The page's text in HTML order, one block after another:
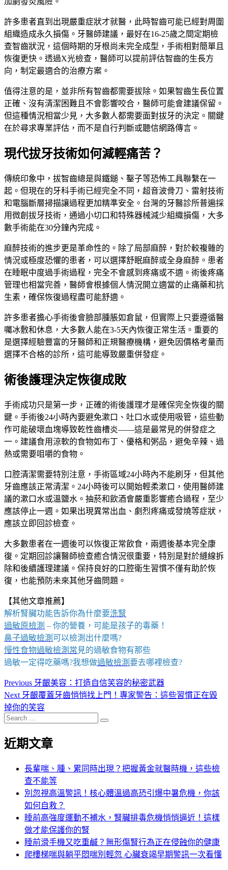
許多患者直到出現嚴重症狀才就醫，此時智齒可能已經對周圍
組織造成永久損傷。牙醫師建議，最好在16-25歲之間定期檢
查智齒狀況，這個時期的牙根尚未完全成型，手術相對簡單且
恢復更快。透過X光檢查，醫師可以提前評估智齒的生長方
向，制定最適合的治療方案。
值得注意的是，並非所有智齒都需要拔除。如果智齒生長位置
正確、沒有清潔困難且不會影響咬合，醫師可能會建議保留。
但這種情況相當少見，大多數人都需要面對拔牙的決定。關鍵
在於尋求專業評估，而不是自行判斷或聽信網路傳言。
現代拔牙技術如何減輕痛苦？
傳統印象中，拔智齒總是與鐵鎚、鑿子等恐怖工具聯繫在一
起。但現在的牙科手術已經完全不同，超音波骨刀、雷射技術
和電腦斷層掃描讓過程更加精準安全。台灣的牙醫診所普遍採
用微創拔牙技術，通過小切口和特殊器械減少組織損傷，大多
數手術能在30分鐘內完成。
麻醉技術的進步更是革命性的。除了局部麻醉，對於較複雜的
情況或極度恐懼的患者，可以選擇舒眠麻醉或全身麻醉。患者
在睡眠中度過手術過程，完全不會感到疼痛或不適。術後疼痛
管理也相當完善，醫師會根據個人情況開立適當的止痛藥和抗
生素，確保恢復過程盡可能舒適。
許多患者擔心手術後會臉部腫脹如倉鼠，但實際上只要遵循醫
囑冰敷和休息，大多數人能在3-5天內恢復正常生活。重要的
是選擇經驗豐富的牙醫師和正規醫療機構，避免因價格考量而
選擇不合格的診所，這可能導致嚴重併發症。
術後護理決定恢復成敗
手術成功只是第一步，正確的術後護理才是確保完全恢復的關
鍵。手術後24小時內要避免漱口、吐口水或使用吸管，這些動
作可能破壞血塊導致乾性齒槽炎——這是最常見的併發症之
一。建議食用涼軟的食物如布丁、優格和粥品，避免辛辣、過
熱或需要咀嚼的食物。
口腔清潔需要特別注意，手術區域24小時內不能刷牙，但其他
牙齒應該正常清潔。24小時後可以開始輕柔漱口，使用醫師建
議的漱口水或溫鹽水。抽菸和飲酒會嚴重影響癒合過程，至少
應該停止一週。如果出現異常出血、劇烈疼痛或發燒等症狀，
應該立即回診檢查。
大多數患者在一週後可以恢復正常飲食，兩週後基本完全康
復。定期回診讓醫師檢查癒合情況很重要，特別是對於縫線拆
除和後續護理建議。保持良好的口腔衛生習慣不僅有助於恢
復，也能預防未來其他牙齒問題。
【其他文章推薦】
解析腎臟功能告訴你為什麼要洗腎
過敏原檢測 – 你的營養，可能是孩子的毒藥！
鼻子過敏檢測 可以檢測出什麼嗎?
慢性食物過敏檢測 常 見的過敏食物有那些
過敏一定得吃藥嗎?我想做過敏檢測 要去哪裡檢查?
文
章
導
覽
Previous Previous
post:
牙齦美容：打造自信笑容的秘密武器
Next Next
post:
牙齦覆蓋牙齒悄悄找上門！專家警告：這些習慣正在毀
掉你的笑容
Search
…
近期文章
長輩喘、腫、累同時出現？把握黃金就醫時機，這些檢
查不能等
別忽視高溫警訊！核心體溫過高恐引爆中暑危機，你該
如何自救？
睡前高強度運動不補水，腎臟排毒危機悄悄逼近！這樣
做才能保護你的腎
睡前滑手機又吃重鹹？無形傷腎行為正在侵蝕你的健康
爬樓梯喘與躺平悶喘別輕忽 心臟衰竭早期警訊一次看懂